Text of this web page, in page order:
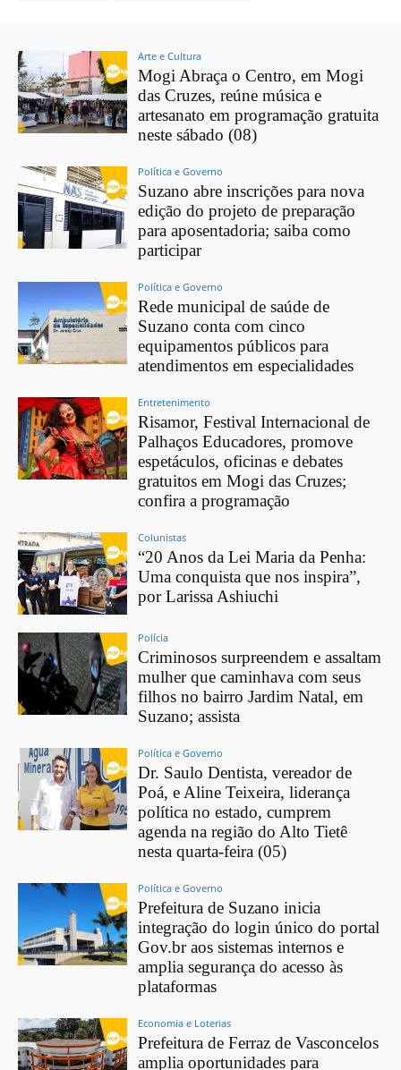
Arte e Cultura
Mogi Abraça o Centro, em Mogi
das Cruzes, reúne música e
artesanato em programação gratuita
neste sábado (08)
Política e Governo
Suzano abre inscrições para nova
edição do projeto de preparação
para aposentadoria; saiba como
participar
Política e Governo
Rede municipal de saúde de
Suzano conta com cinco
equipamentos públicos para
atendimentos em especialidades
Entretenimento
Risamor, Festival Internacional de
Palhaços Educadores, promove
espetáculos, oficinas e debates
gratuitos em Mogi das Cruzes;
confira a programação
Colunistas
“20 Anos da Lei Maria da Penha:
Uma conquista que nos inspira”,
por Larissa Ashiuchi
Polícia
Criminosos surpreendem e assaltam
mulher que caminhava com seus
filhos no bairro Jardim Natal, em
Suzano; assista
Política e Governo
Dr. Saulo Dentista, vereador de
Poá, e Aline Teixeira, liderança
política no estado, cumprem
agenda na região do Alto Tietê
nesta quarta-feira (05)
Política e Governo
Prefeitura de Suzano inicia
integração do login único do portal
Gov.br aos sistemas internos e
amplia segurança do acesso às
plataformas
Economia e Loterias
Prefeitura de Ferraz de Vasconcelos
amplia oportunidades para